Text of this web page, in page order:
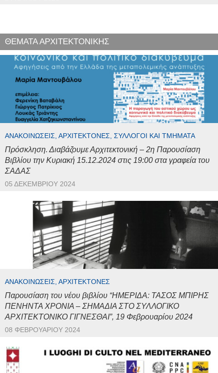
ΘΕΜΑΤΑ ΑΡΧΙΤΕΚΤΟΝΙΚΗΣ
ΑΝΑΚΟΙΝΏΣΕΙΣ, ΑΡΧΙΤΈΚΤΟΝΕΣ, ΣΎΛΛΟΓΟΙ ΚΑΙ ΤΜΉΜΑΤΑ
Πρόσκληση. Διαβάζουμε Αρχιτεκτονική – 2η Παρουσίαση
Βιβλίου την Κυριακή 15.12.2024 στις 19:00 στα γραφεία του
ΣΑΔΑΣ
05 ΔΕΚΕΜΒΡΊΟΥ 2024
ΑΝΑΚΟΙΝΏΣΕΙΣ, ΑΡΧΙΤΈΚΤΟΝΕΣ
Παρουσίαση του νέου βιβλίου “ΗΜΕΡΙΔΑ: ΤΑΣΟΣ ΜΠΙΡΗΣ
ΠΕΝΗΝΤΑ ΧΡΟΝΙΑ – ΣΗΜΑΔΙΑ ΣΤΟ ΣΥΛΛΟΓΙΚΟ
ΑΡΧΙΤΕΚΤΟΝΙΚΟ ΓΙΓΝΕΣΘΑΙ”, 19 Φεβρουαρίου 2024
08 ΦΕΒΡΟΥΑΡΊΟΥ 2024